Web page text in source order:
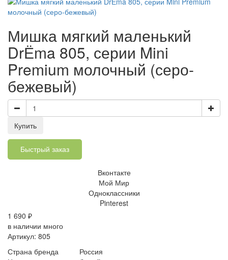
Мишка мягкий маленький
DrЁma 805, серии Mini
Premium молочный (серо-
бежевый)
Быстрый заказ
Вконтакте
Мой Мир
Одноклассники
Pinterest
1 690 ₽
в наличии много
Артикул: 805
Страна бренда
Россия